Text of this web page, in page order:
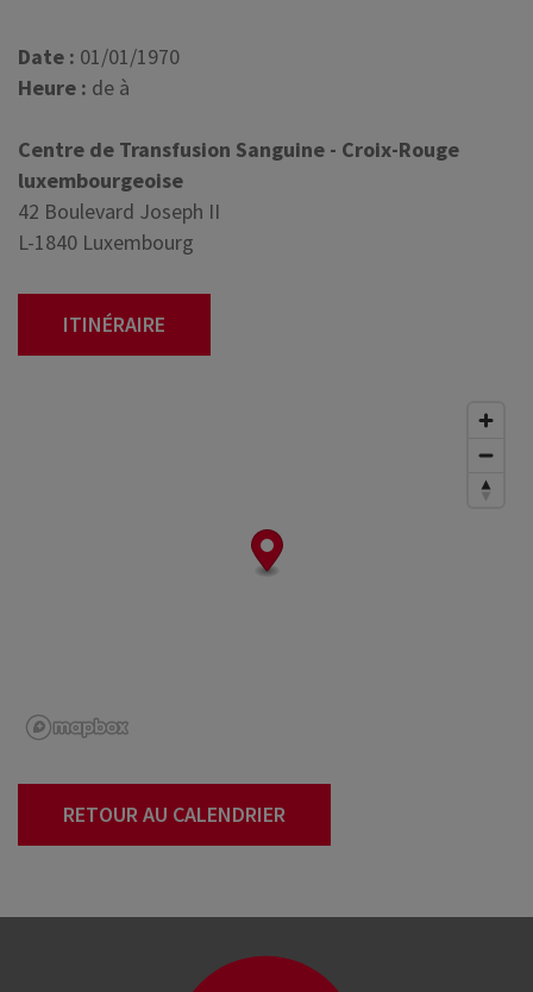
Date : 01/01/1970
Heure : de à
Centre de Transfusion Sanguine - Croix-Rouge
luxembourgeoise
42 Boulevard Joseph II
L-1840 Luxembourg
ITINÉRAIRE
RETOUR AU CALENDRIER